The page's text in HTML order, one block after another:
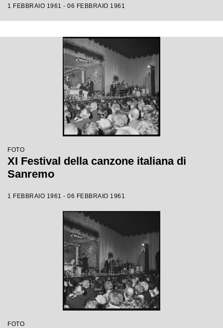
1 FEBBRAIO 1961 - 06 FEBBRAIO 1961
FOTO
XI Festival della canzone italiana di
Sanremo
1 FEBBRAIO 1961 - 06 FEBBRAIO 1961
FOTO